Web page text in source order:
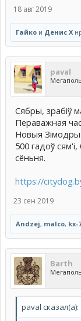
18 авг 2019
Гайко и Денис Х
paval
Сябры, зрабіў
Пераважная
Новыя Зімодры.
500 гадоў
сёньня.
https://
23 сен 2019
Andzej, malco, kx-7
Barth
paval сказал(а):